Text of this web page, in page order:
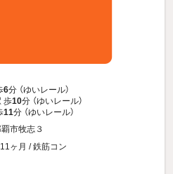
6分 （ゆいレール）
歩10分 （ゆいレール）
11分 （ゆいレール）
市牧志３
ヶ月 / 鉄筋コン